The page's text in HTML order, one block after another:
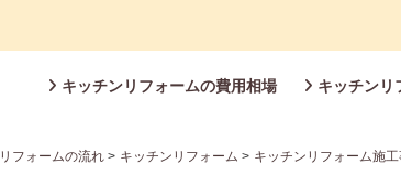
キッチンリフォームの費用相場 キッチンリ
リフォームの流れ > キッチンリフォーム > キッチンリフォーム施工